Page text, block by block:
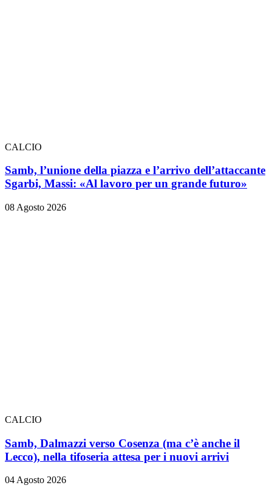
CALCIO
Samb, l’unione della piazza e l’arrivo dell’attaccante
Sgarbi, Massi: «Al lavoro per un grande futuro»
08 Agosto 2026
CALCIO
Samb, Dalmazzi verso Cosenza (ma c’è anche il
Lecco), nella tifoseria attesa per i nuovi arrivi
04 Agosto 2026